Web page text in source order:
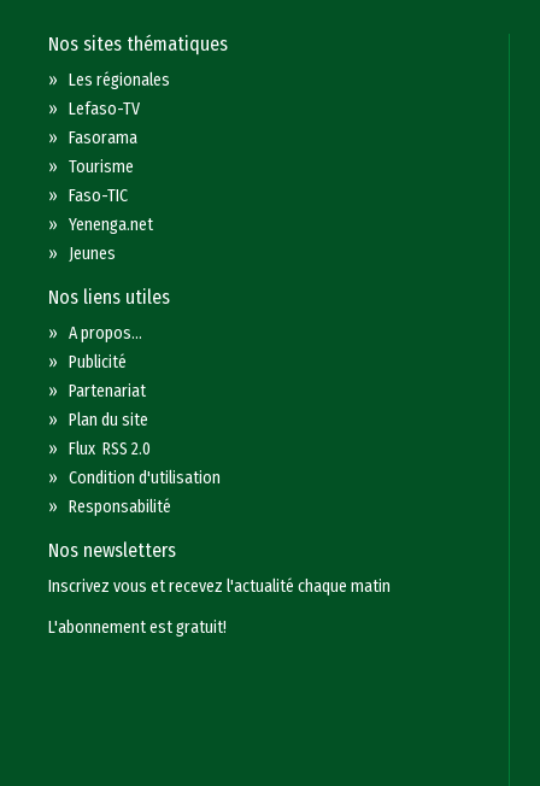
Nos sites thématiques
»Les régionales
»Lefaso-TV
»Fasorama
»Tourisme
»Faso-TIC
»Yenenga.net
» Jeunes
Nos liens utiles
»A propos...
»Publicité
»Partenariat
»Plan du site
»Flux RSS 2.0
»Condition d'utilisation
»Responsabilité
Nos newsletters
Inscrivez vous et recevez l'actualité chaque matin
L'abonnement est gratuit!